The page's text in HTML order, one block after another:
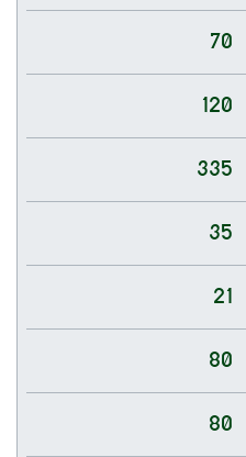
70
120
335
35
21
80
80